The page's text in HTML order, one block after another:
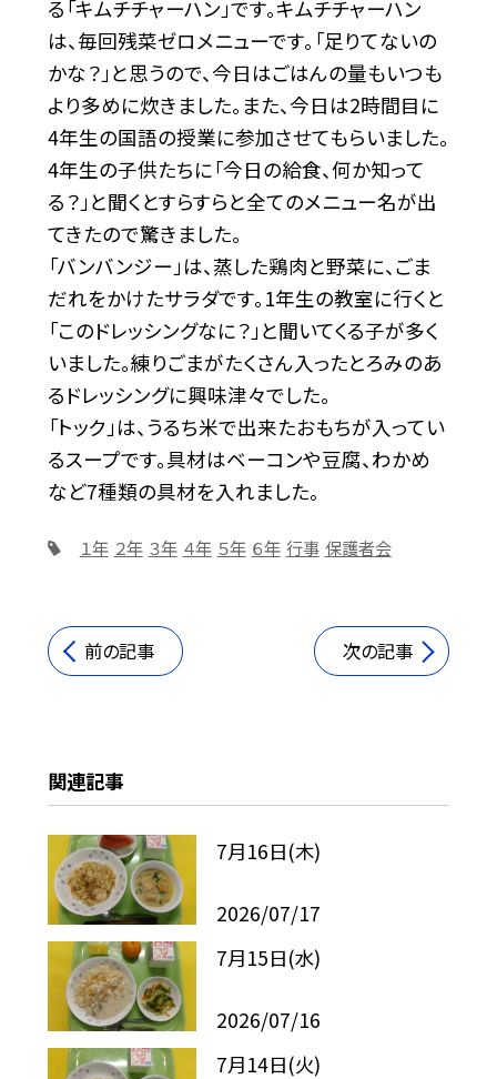
る「キムチチャーハン」です。キムチチャーハン
は、毎回残菜ゼロメニューです。「足りてないの
かな？」と思うので、今日はごはんの量もいつも
より多めに炊きました。また、今日は2時間目に
4年生の国語の授業に参加させてもらいました。
4年生の子供たちに「今日の給食、何か知って
る？」と聞くとすらすらと全てのメニュー名が出
てきたので驚きました。
「バンバンジー」は、蒸した鶏肉と野菜に、ごま
だれをかけたサラダです。1年生の教室に行くと
「このドレッシングなに？」と聞いてくる子が多く
いました。練りごまがたくさん入ったとろみのあ
るドレッシングに興味津々でした。
「トック」は、うるち米で出来たおもちが入ってい
るスープです。具材はベーコンや豆腐、わかめ
など7種類の具材を入れました。
１年 ２年 ３年 ４年 ５年 ６年 行事 保護者会
前の記事 次の記事
関連記事
7月16日(木)
2026/07/17
7月15日(水)
2026/07/16
7月14日(火)